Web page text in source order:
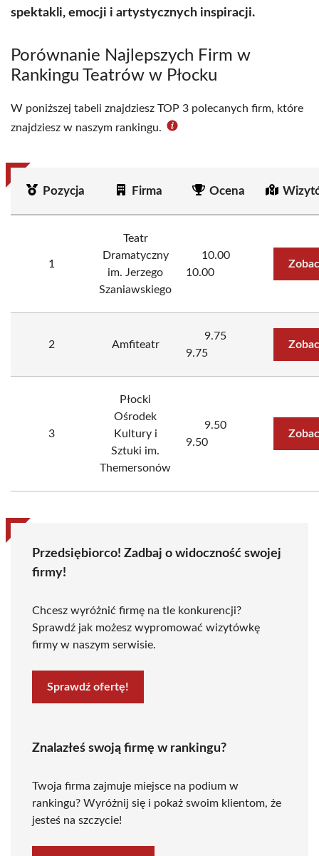
spektakli, emocji i artystycznych inspiracji.
Porównanie Najlepszych Firm w
Rankingu Teatrów w Płocku
W poniższej tabeli znajdziesz TOP 3 polecanych firm, które
znajdziesz w naszym rankingu.
Pozycja Firma Ocena
1
Teatr
Dramatyczny
im. Jerzego
Szaniawskiego
10.00
10.00
2 Amfiteatr
9.75
9.75
3
Płocki
Ośrodek
Kultury i
Sztuki im.
Themersonów
9.50
9.50
Przedsiębiorco! Zadbaj o widoczność swojej
firmy!
Chcesz wyróżnić firmę na tle konkurencji?
Sprawdź jak możesz wypromować wizytówkę
firmy w naszym serwisie.
Sprawdź ofertę!
Znalazłeś swoją firmę w rankingu?
Twoja firma zajmuje miejsce na podium w
rankingu? Wyróżnij się i pokaż swoim klientom, że
jesteś na szczycie!